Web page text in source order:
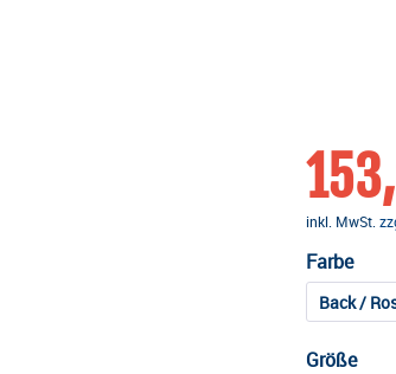
inkl. MwSt.
Farbe
Back /
Größe